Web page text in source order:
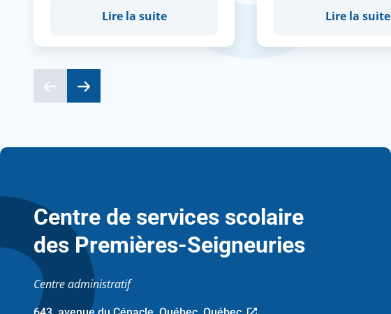
Lire la suite Lire la suite
Centre de services scolaire
des Premières-Seigneuries
Centre administratif